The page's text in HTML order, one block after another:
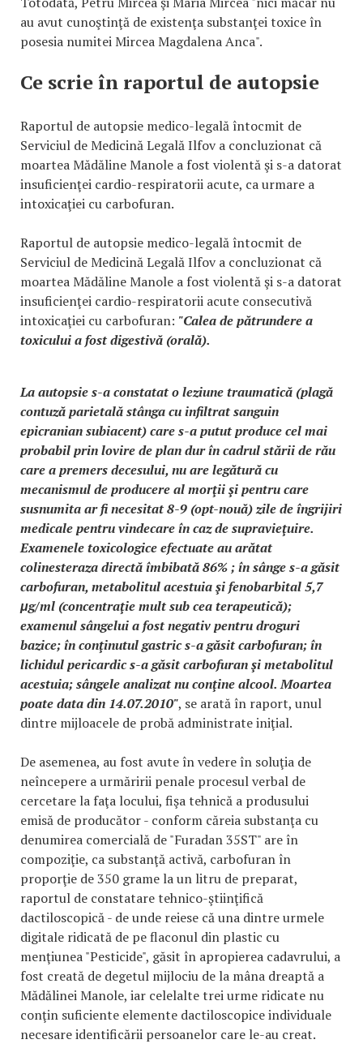
au avut cunoştinţă de existenţa substanţei toxice în
posesia numitei Mircea Magdalena Anca".
Ce scrie în raportul de autopsie
Raportul de autopsie medico-legală întocmit de
Serviciul de Medicină Legală Ilfov a concluzionat că
moartea Mădăline Manole a fost violentă şi s-a datorat
insuficienţei cardio-respiratorii acute, ca urmare a
intoxicaţiei cu carbofuran.
Raportul de autopsie medico-legală întocmit de
Serviciul de Medicină Legală Ilfov a concluzionat că
moartea Mădăline Manole a fost violentă şi s-a datorat
insuficienţei cardio-respiratorii acute consecutivă
intoxicaţiei cu carbofuran: "Calea de pătrundere a
toxicului a fost digestivă (orală).
La autopsie s-a constatat o leziune traumatică (plagă
contuză parietală stânga cu infiltrat sanguin
epicranian subiacent) care s-a putut produce cel mai
probabil prin lovire de plan dur în cadrul stării de rău
care a premers decesului, nu are legătură cu
mecanismul de producere al morţii şi pentru care
susnumita ar fi necesitat 8-9 (opt-nouă) zile de îngrijiri
medicale pentru vindecare în caz de supravieţuire.
Examenele toxicologice efectuate au arătat
colinesteraza directă îmbibată 86% ; în sânge s-a găsit
carbofuran, metabolitul acestuia şi fenobarbital 5,7
μg/ml (concentraţie mult sub cea terapeutică);
examenul sângelui a fost negativ pentru droguri
bazice; în conţinutul gastric s-a găsit carbofuran; în
lichidul pericardic s-a găsit carbofuran şi metabolitul
acestuia; sângele analizat nu conţine alcool. Moartea
poate data din 14.07.2010", se arată în raport, unul
dintre mijloacele de probă administrate iniţial.
De asemenea, au fost avute în vedere în soluţia de
neîncepere a urmăririi penale procesul verbal de
cercetare la faţa locului, fişa tehnică a produsului
emisă de producător - conform căreia substanţa cu
denumirea comercială de "Furadan 35ST" are în
compoziţie, ca substanţă activă, carbofuran în
proporţie de 350 grame la un litru de preparat,
raportul de constatare tehnico-ştiinţifică
dactiloscopică - de unde reiese că una dintre urmele
digitale ridicată de pe flaconul din plastic cu
menţiunea "Pesticide", găsit în apropierea cadavrului, a
fost creată de degetul mijlociu de la mâna dreaptă a
Mădălinei Manole, iar celelalte trei urme ridicate nu
conţin suficiente elemente dactiloscopice individuale
necesare identificării persoanelor care le-au creat.